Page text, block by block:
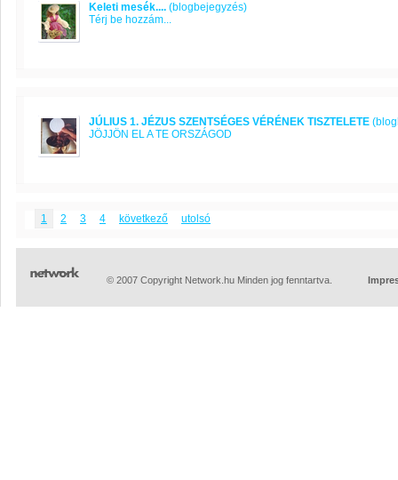
Keleti mesék.... (blogbejegyzés)
Térj be hozzám...
JÚLIUS 1. JÉZUS SZENTSÉGES VÉRÉNEK TISZTELETE
JÖJJÖN EL A TE ORSZÁGOD
1 2 3 4 következő utolsó
© 2007 Copyright Network.hu Minden jog fenntartva.